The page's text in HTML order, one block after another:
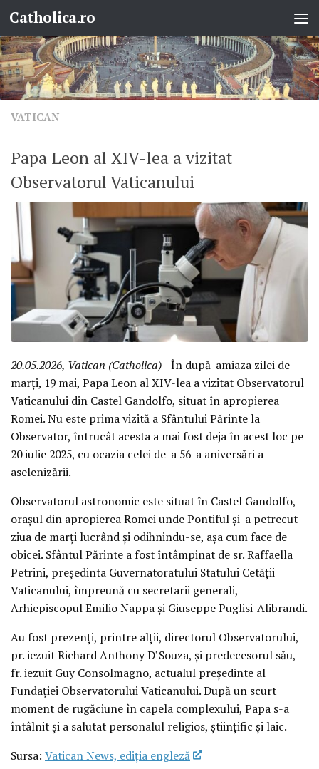
Skip to content
Catholica.ro
VATICAN
Papa Leon al XIV-lea a vizitat
Observatorul Vaticanului
20.05.2026, Vatican (Catholica)- În după-amiaza zilei de
marți, 19 mai, Papa Leon al XIV-lea a vizitat Observatorul
Vaticanului din Castel Gandolfo, situat în apropierea
Romei. Nu este prima vizită a Sfântului Părinte la
Observator, întrucât acesta a mai fost deja în acest loc pe
20 iulie 2025, cu ocazia celei de-a 56-a aniversări a
aselenizării.
Observatorul astronomic este situat în Castel Gandolfo,
orașul din apropierea Romei unde Pontiful și-a petrecut
ziua de marți lucrând și odihnindu-se, așa cum face de
obicei. Sfântul Părinte a fost întâmpinat de sr. Raffaella
Petrini, președinta Guvernatoratului Statului Cetății
Vaticanului, împreună cu secretarii generali,
Arhiepiscopul Emilio Nappa și Giuseppe Puglisi-Alibrandi.
Au fost prezenți, printre alții, directorul Observatorului,
pr. iezuit Richard Anthony D’Souza, și predecesorul său,
fr. iezuit Guy Consolmagno, actualul președinte al
Fundației Observatorului Vaticanului. După un scurt
moment de rugăciune în capela complexului, Papa s-a
întâlnit și a salutat personalul religios, științific și laic.
Sursa: Vatican News, ediția engleză